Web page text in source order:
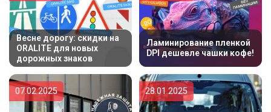
Весне дорогу: скидки на
ORALITE для новых
дорожных знаков
Ламинирование пленкой
DPI дешевле чашки кофе!
07.02.2025 28.01.2025